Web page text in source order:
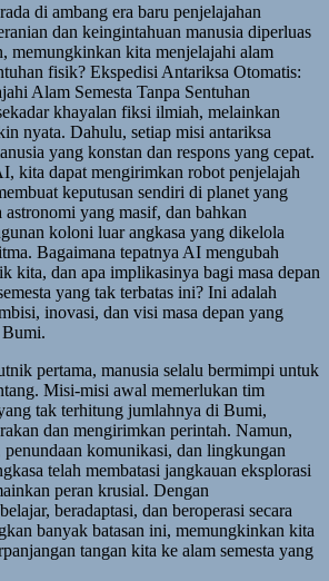
di ambang era baru penjelajahan
dan keingintahuan manusia diperluas
memungkinkan kita menjelajahi alam
fisik? Ekspedisi Antariksa Otomatis:
Alam Semesta Tanpa Sentuhan
khayalan fiksi ilmiah, melainkan
nyata. Dahulu, setiap misi antariksa
yang konstan dan respons yang cepat.
kita dapat mengirimkan robot penjelajah
keputusan sendiri di planet yang
astronomi yang masif, dan bahkan
koloni luar angkasa yang dikelola
Bagaimana tepatnya AI mengubah
kita, dan apa implikasinya bagi masa depan
yang tak terbatas ini? Ini adalah
inovasi, dan visi masa depan yang
Bumi.
pertama, manusia selalu bermimpi untuk
Misi-misi awal memerlukan tim
tak terhitung jumlahnya di Bumi,
dan mengirimkan perintah. Namun,
penundaan komunikasi, dan lingkungan
telah membatasi jangkauan eksplorasi
peran krusial. Dengan
beradaptasi, dan beroperasi secara
banyak batasan ini, memungkinkan kita
tangan kita ke alam semesta yang